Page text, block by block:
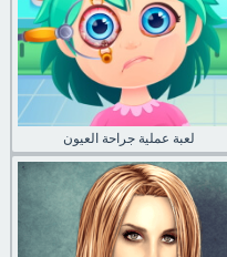
لعبة عملية جراحة العيون